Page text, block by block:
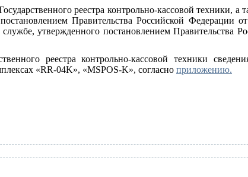
реестра контрольно-кассовой техники, а
Правительства Российской Федерации
утвержденного постановлением Правительства
реестра контрольно-кассовой техники
«RR-04K», «MSPOS-K», согласно приложению.